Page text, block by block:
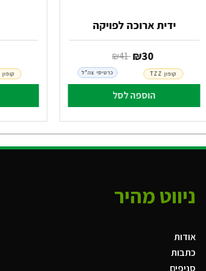
ידית ארוכה לפויקה
‏ ₪
41 30
הוספה לסל
כרטיסי צה"ל קופון TZZ קופון TZZ
ניווט מהיר
אודות
כתבות
סניפים